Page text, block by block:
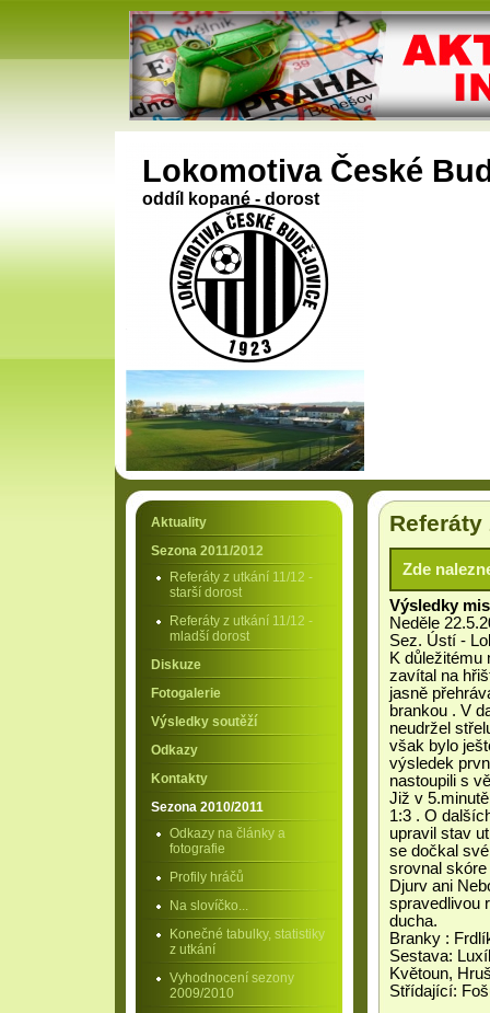
Lokomotiva České
oddíl kopané - dorost
Zde
Výsledky
Neděle
Sez. Ústí -
K důležitému
zavítal na
jasně
brankou . V
neudržel
však bylo
výsledek
nastoupili s
Již v
1:3 . O
upravil stav
se dočkal
srovnal
Djurv ani
spravedlivou
ducha.
Branky :
Sestava:
Květoun,
Střídající:
Aktuality
Sezona 2011/2012
Referáty z utkání 11/12 -
starší dorost
Referáty z utkání 11/12 -
mladší dorost
Diskuze
Fotogalerie
Výsledky soutěží
Odkazy
Kontakty
Sezona 2010/2011
Odkazy na články a
fotografie
Profily hráčů
Na slovíčko...
Konečné tabulky, statistiky
z utkání
Vyhodnocení sezony
2009/2010